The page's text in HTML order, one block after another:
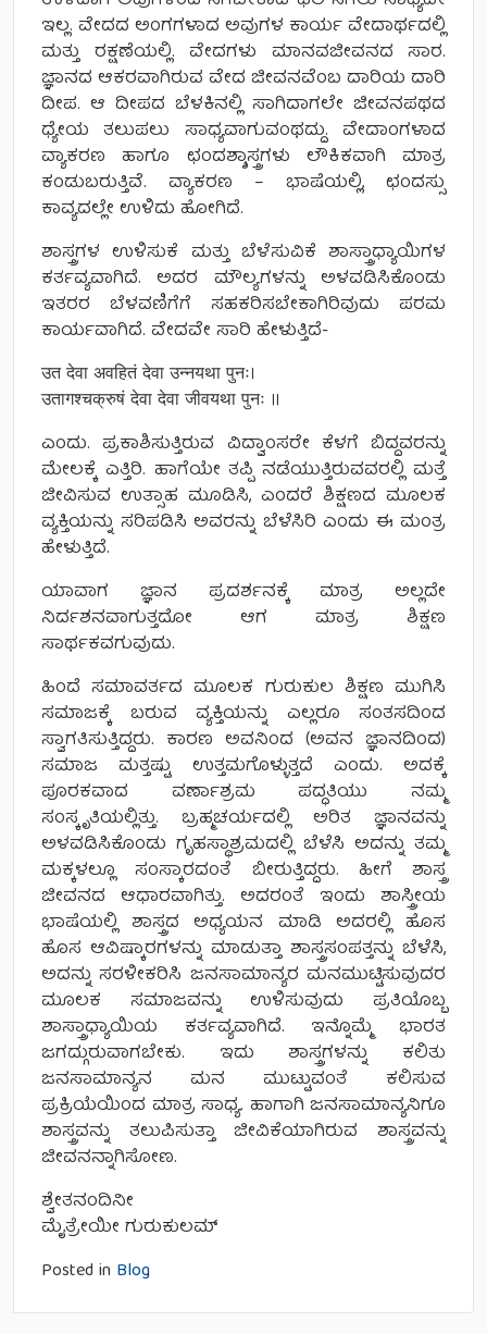
ಇಲ್ಲ. ವೇದದ ಅಂಗಗಳಾದ ಅವುಗಳ ಕಾರ್ಯ ವೇದಾರ್ಥದಲ್ಲಿ
ಮತ್ತು ರಕ್ಷಣೆಯಲ್ಲಿ. ವೇದಗಳು ಮಾನವಜೀವನದ ಸಾರ.
ಜ್ಞಾನದ ಆಕರವಾಗಿರುವ ವೇದ ಜೀವನವೆಂಬ ದಾರಿಯ ದಾರಿ
ದೀಪ. ಆ ದೀಪದ ಬೆಳಕಿನಲ್ಲಿ ಸಾಗಿದಾಗಲೇ ಜೀವನಪಥದ
ಧ್ಯೇಯ ತಲುಪಲು ಸಾಧ್ಯವಾಗುವಂಥದ್ದು. ವೇದಾಂಗಳಾದ
ವ್ಯಾಕರಣ ಹಾಗೂ ಛಂದಶ್ಶಾಸ್ತ್ರಗಳು ಲೌಕಿಕವಾಗಿ ಮಾತ್ರ
ಕಂಡುಬರುತ್ತಿವೆ. ವ್ಯಾಕರಣ – ಭಾಷೆಯಲ್ಲಿ, ಛಂದಸ್ಸು
ಕಾವ್ಯದಲ್ಲೇ ಉಳಿದು ಹೋಗಿದೆ.
ಶಾಸ್ತ್ರಗಳ ಉಳಿಸುಕೆ ಮತ್ತು ಬೆಳೆಸುವಿಕೆ ಶಾಸ್ತ್ರಾಧ್ಯಾಯಿಗಳ
ಕರ್ತವ್ಯವಾಗಿದೆ. ಅದರ ಮೌಲ್ಯಗಳನ್ನು ಅಳವಡಿಸಿಕೊಂಡು
ಇತರರ ಬೆಳವಣಿಗೆಗೆ ಸಹಕರಿಸಬೇಕಾಗಿರಿವುದು ಪರಮ
ಕಾರ್ಯವಾಗಿದೆ. ವೇದವೇ ಸಾರಿ ಹೇಳುತ್ತಿದೆ-
उत देवा अवहितं देवा उन्नयथा पुनः।
उतागश्चक्रुषं देवा देवा जीवयथा पुनः ॥
ಎಂದು. ಪ್ರಕಾಶಿಸುತ್ತಿರುವ ವಿದ್ವಾಂಸರೇ ಕೆಳಗೆ ಬಿದ್ದವರನ್ನು
ಮೇಲಕ್ಕೆ ಎತ್ತಿರಿ. ಹಾಗೆಯೇ ತಪ್ಪಿ ನಡೆಯುತ್ತಿರುವವರಲ್ಲಿ ಮತ್ತೆ
ಜೀವಿಸುವ ಉತ್ಸಾಹ ಮೂಡಿಸಿ, ಎಂದರೆ ಶಿಕ್ಷಣದ ಮೂಲಕ
ವ್ಯಕ್ತಿಯನ್ನು ಸರಿಪಡಿಸಿ ಅವರನ್ನು ಬೆಳೆಸಿರಿ ಎಂದು ಈ ಮಂತ್ರ
ಹೇಳುತ್ತಿದೆ.
ಯಾವಾಗ ಜ್ಞಾನ ಪ್ರದರ್ಶನಕ್ಕೆ ಮಾತ್ರ ಅಲ್ಲದೇ
ನಿರ್ದಶನವಾಗುತ್ತದೋ ಆಗ ಮಾತ್ರ ಶಿಕ್ಷಣ
ಸಾರ್ಥಕವಗುವುದು.
ಹಿಂದೆ ಸಮಾವರ್ತದ ಮೂಲಕ ಗುರುಕುಲ ಶಿಕ್ಷಣ ಮುಗಿಸಿ
ಸಮಾಜಕ್ಕೆ ಬರುವ ವ್ಯಕ್ತಿಯನ್ನು ಎಲ್ಲರೂ ಸಂತಸದಿಂದ
ಸ್ವಾಗತಿಸುತ್ತಿದ್ದರು. ಕಾರಣ ಅವನಿಂದ (ಅವನ ಜ್ಞಾನದಿಂದ)
ಸಮಾಜ ಮತ್ತಷ್ಟು ಉತ್ತಮಗೊಳ್ಳುತ್ತದೆ ಎಂದು. ಅದಕ್ಕೆ
ಪೂರಕವಾದ ವರ್ಣಾಶ್ರಮ ಪದ್ಧತಿಯು ನಮ್ಮ
ಸಂಸ್ಕೃತಿಯಲ್ಲಿತ್ತು. ಬ್ರಹ್ಮಚರ್ಯದಲ್ಲಿ ಅರಿತ ಜ್ಞಾನವನ್ನು
ಅಳವಡಿಸಿಕೊಂಡು ಗೃಹಸ್ಥಾಶ್ರಮದಲ್ಲಿ ಬೆಳೆಸಿ ಅದನ್ನು ತಮ್ಮ
ಮಕ್ಕಳಲ್ಲೂ ಸಂಸ್ಕಾರದಂತೆ ಬೀರುತ್ತಿದ್ದರು. ಹೀಗೆ ಶಾಸ್ತ್ರ
ಜೀವನದ ಆಧಾರವಾಗಿತ್ತು. ಅದರಂತೆ ಇಂದು ಶಾಸ್ತ್ರೀಯ
ಭಾಷೆಯಲ್ಲಿ ಶಾಸ್ತ್ರದ ಅಧ್ಯಯನ ಮಾಡಿ ಅದರಲ್ಲಿ ಹೊಸ
ಹೊಸ ಆವಿಷ್ಕಾರಗಳನ್ನು ಮಾಡುತ್ತಾ ಶಾಸ್ತ್ರಸಂಪತ್ತನ್ನು ಬೆಳೆಸಿ,
ಅದನ್ನು ಸರಳೀಕರಿಸಿ ಜನಸಾಮಾನ್ಯರ ಮನಮುಟ್ಟಿಸುವುದರ
ಮೂಲಕ ಸಮಾಜವನ್ನು ಉಳಿಸುವುದು ಪ್ರತಿಯೊಬ್ಬ
ಶಾಸ್ತ್ರಾಧ್ಯಾಯಿಯ ಕರ್ತವ್ಯವಾಗಿದೆ. ಇನ್ನೊಮ್ಮೆ ಭಾರತ
ಜಗದ್ಗುರುವಾಗಬೇಕು. ಇದು ಶಾಸ್ತ್ರಗಳನ್ನು ಕಲಿತು
ಜನಸಾಮಾನ್ಯನ ಮನ ಮುಟ್ಟುವಂತೆ ಕಲಿಸುವ
ಪ್ರಕ್ರಿಯೆಯಿಂದ ಮಾತ್ರ ಸಾಧ್ಯ. ಹಾಗಾಗಿ ಜನಸಾಮಾನ್ಯನಿಗೂ
ಶಾಸ್ತ್ರವನ್ನು ತಲುಪಿಸುತ್ತಾ ಜೀವಿಕೆಯಾಗಿರುವ ಶಾಸ್ತ್ರವನ್ನು
ಜೀವನನ್ನಾಗಿಸೋಣ.
ಶ್ವೇತನಂದಿನೀ
ಮೈತ್ರೇಯೀ ಗುರುಕುಲಮ್
Posted in Blog